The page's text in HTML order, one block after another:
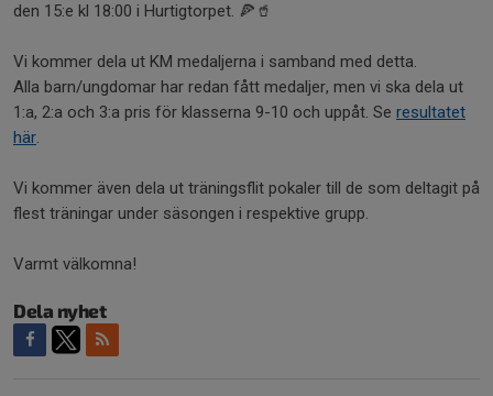
den 15:e kl 18:00 i Hurtigtorpet. 🍕🥤
Vi kommer dela ut KM medaljerna i samband med detta.
Alla barn/ungdomar har redan fått medaljer, men vi ska dela ut
1:a, 2:a och 3:a pris för klasserna 9-10 och uppåt. Se resultatet
här.
Vi kommer även dela ut träningsflit pokaler till de som deltagit på
flest träningar under säsongen i respektive grupp.
Varmt välkomna!
Dela nyhet